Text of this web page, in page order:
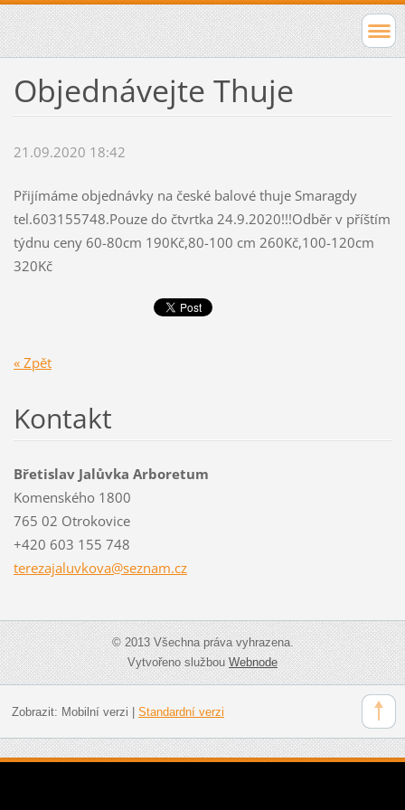
Objednávejte Thuje
21.09.2020 18:42
Přijímáme objednávky na české balové thuje Smaragdy
tel.603155748.Pouze do čtvrtka 24.9.2020!!!Odběr v příštím
týdnu ceny 60-80cm 190Kč,80-100 cm 260Kč,100-120cm
320Kč
« Zpět
Kontakt
Břetislav Jalůvka Arboretum
Komenského 1800
765 02 Otrokovice
+420 603 155 748
terezajaluvkova@seznam.cz
© 2013 Všechna práva vyhrazena.
Vytvořeno službouWebnode
Zobrazit: Mobilní verzi Standardní verzi